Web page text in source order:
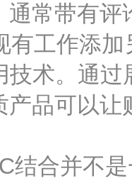
通常带有
有工作添
技术。通
产品可以让
合并不是